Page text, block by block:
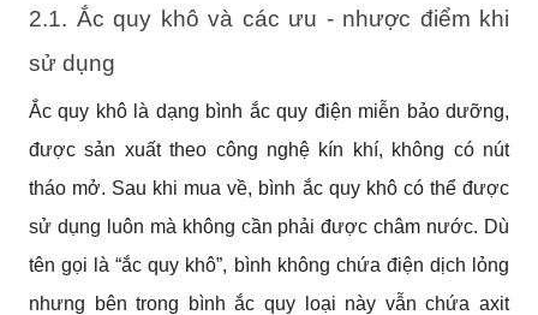
2.1. Ắc quy khô và các ưu - nhược điểm khi
sử dụng
Ắc quy khô là dạng bình ắc quy điện miễn bảo dưỡng,
được sản xuất theo công nghệ kín khí, không có nút
tháo mở. Sau khi mua về, bình ắc quy khô có thể được
sử dụng luôn mà không cần phải được châm nước. Dù
tên gọi là “ắc quy khô”, bình không chứa điện dịch lỏng
nhưng bên trong bình ắc quy loại này vẫn chứa axit